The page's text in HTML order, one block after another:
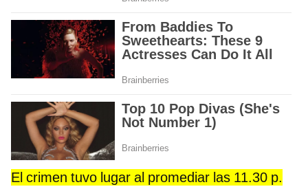
El crimen tuvo lugar al promediar las 11.30 p.